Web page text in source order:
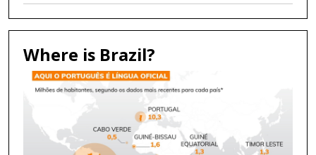
Where is Brazil?